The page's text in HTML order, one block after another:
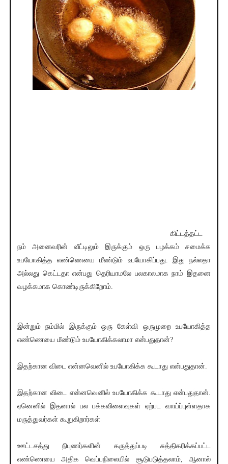
கிட்டத்தட்ட
நம் அனைவரின் வீட்டிலும் இருக்கும் ஒரு பழக்கம் சமைக்க
உபயோகித்த எண்ணெயை மீண்டும் உபயோகிப்பது. இது நல்லதா
அல்லது கெட்டதா என்பது தெரியாமலே பலகாலமாக நாம் இதனை
வழக்கமாக கொண்டிருக்கிறோம்.
இன்றும் நம்மில் இருக்கும் ஒரு கேள்வி ஒருமுறை உபயோகித்த
எண்ணெயை மீண்டும் உபயோகிக்கலாமா என்பதுதான்?
இதற்கான விடை என்னவெனில் உபயோகிக்க கூடாது என்பதுதான்.
இதற்கான விடை என்னவெனில் உபயோகிக்க கூடாது என்பதுதான்.
ஏனெனில் இதனால் பல பக்கவிளைவுகள் ஏற்பட வாய்ப்புள்ளதாக
மருத்துவர்கள் கூறுகிறார்கள்
ஊட்டசத்து நிபுணர்களின் கருத்துப்படி சுத்திகரிக்கப்பட்ட
எண்ணெயை அதிக வெப்பநிலையில் சூடுபடுத்தலாம், ஆனால்